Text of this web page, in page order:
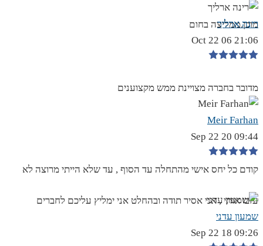
מוכן.ממליצה בחום
רינה ארליך
21:06 06 Oct 22
מדובר בחברה מצויינת ממש מקצוענים
Meir Farhan
09:44 20 Sep 22
קודם כל יחס אישי מהתחלה עד הסוף , עד שלא הייתי מרוצה לא
עזבו אותי , אני אסיר תודה ובהחלט אני ימליץ עליכם לחברים
שמעון עדני
09:26 18 Sep 22